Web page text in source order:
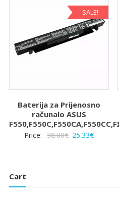
38.00€.SALE!
Baterija za Prijenosno
računalo ASUS
Price: 38.00€ Izvorna
38.00€.
25.33€Trenutna
Cart